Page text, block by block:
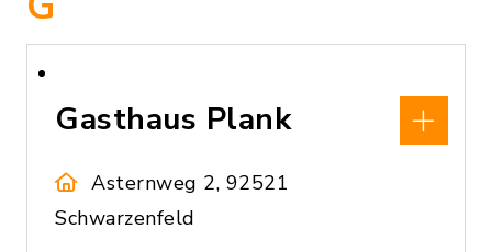
Gasthaus Plank
Asternweg 2, 92521
Schwarzenfeld